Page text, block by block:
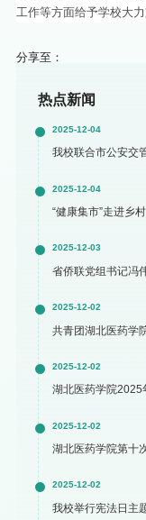
工作等方面给予学校大
分享至：
热点新闻
2025-12-04
我校联合市公安交
2025-12-04
“健康集市”走进乡
2025-12-03
省侨联党组书记冯
2025-12-02
共青团湖北医药学
2025-12-02
湖北医药学院2025
2025-12-02
湖北医药学院第十
2025-12-02
我校举行宪法日主